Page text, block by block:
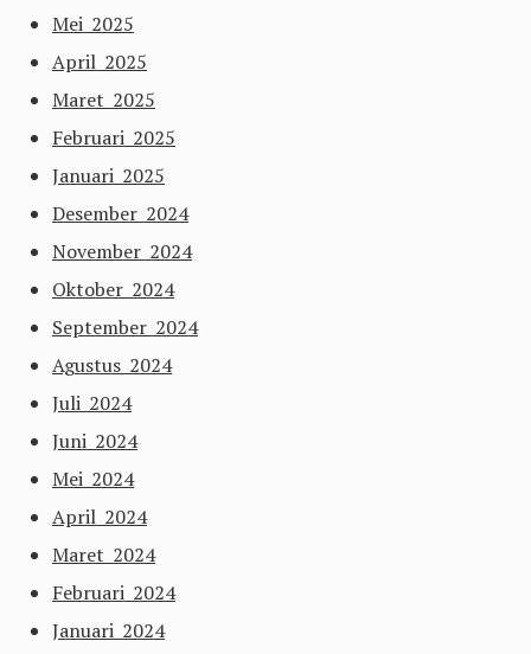
Mei 2025
April 2025
Maret 2025
Februari 2025
Januari 2025
Desember 2024
November 2024
Oktober 2024
September 2024
Agustus 2024
Juli 2024
Juni 2024
Mei 2024
April 2024
Maret 2024
Februari 2024
Januari 2024